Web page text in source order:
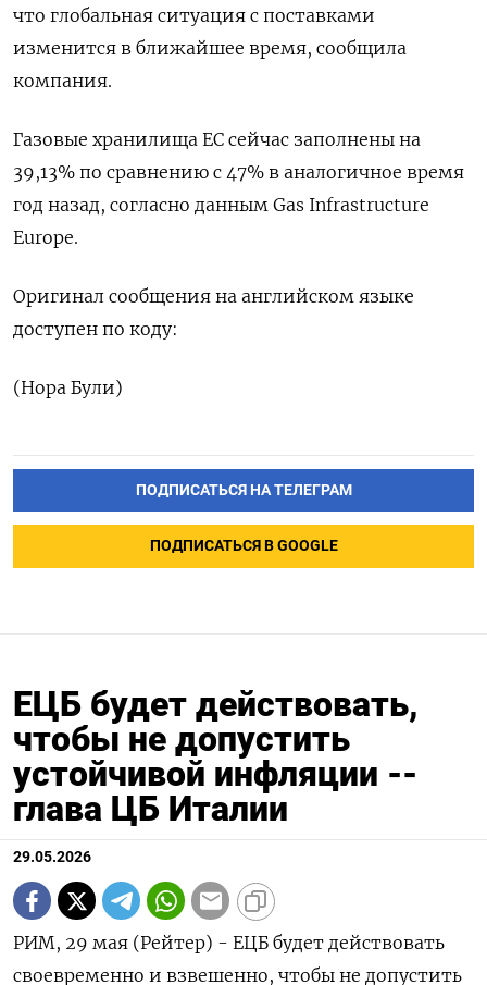
что глобальная ситуация ⁠с поставками
изменится в ближайшее время, сообщила
компания.
Газовые хранилища ЕС ‌сейчас заполнены на
39,13% по сравнению с 47% ‌в аналогичное время
год назад, согласно данным ​Gas Infrastructure
Europe.
Оригинал сообщения на английском языке
‌доступен по коду:
(Нора Були)
ПОДПИСАТЬСЯ НА ТЕЛЕГРАМ
ПОДПИСАТЬСЯ В GOOGLE
ЕЦБ будет действовать,
чтобы не допустить
устойчивой инфляции --
глава ЦБ Италии
29.05.2026
РИМ, 29 мая (Рейтер) - ЕЦБ будет действовать
своевременно и взвешенно, ‌чтобы не допустить